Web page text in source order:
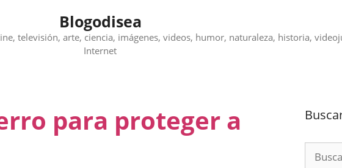
Blogodisea
televisión, arte, ciencia, imágenes, videos, humor, naturaleza, historia,
Internet
para proteger a